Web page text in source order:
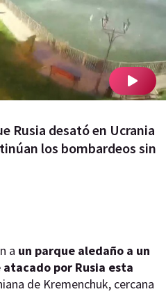
Rusia desató en Ucrania
los bombardeos sin
a un parque aledaño a un
por Rusia esta
de Kremenchuk, cercana